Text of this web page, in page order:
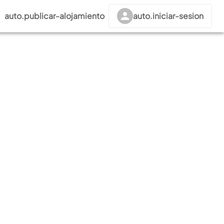
auto.publicar-alojamiento auto.iniciar-sesion